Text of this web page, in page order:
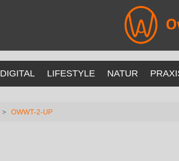
DIGITAL LIFESTYLE NATUR
OWWT-2-UP